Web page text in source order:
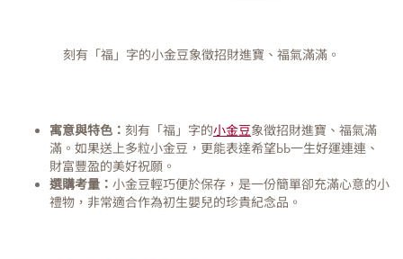
刻有「福」字的小金豆象徵招財進寶、福氣滿滿。
寓意與特色： 刻有「福」字的小金豆象徵招財進寶、福氣滿
滿。如果送上多粒小金豆，更能表達希望bb一生好運連連、
財富豐盈的美好祝願。
選購考量： 小金豆輕巧便於保存，是一份簡單卻充滿心意的小
禮物，非常適合作為初生嬰兒的珍貴紀念品。